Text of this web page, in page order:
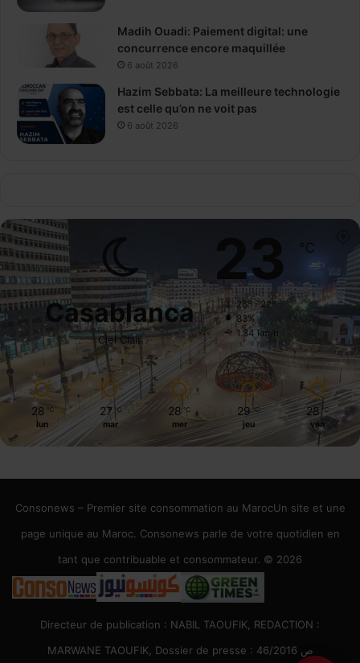
Madih Ouadi: Paiement digital: une
concurrence encore maquillée
6 août 2026
Hazim Sebbata: La meilleure technologie
est celle qu’on ne voit pas
6 août 2026
Casablanca
Ciel Clair
23 ℃
28º - 22º
83%
1.34 km/h
28 ℃
lun
27 ℃
mar
28 ℃
mer
29 ℃
jeu
28 ℃
ven
Consonews – Premier site consommation au MarocUn site et une
page unique au Maroc. Consonews parle de votre quotidien en
tant que contribuable et consommateur. © 2026
Directeur de publication : NABIL TAOUFIK, REDACTION :
MARWANE TAOUFIK, Dossier de presse : 46/2016 ص